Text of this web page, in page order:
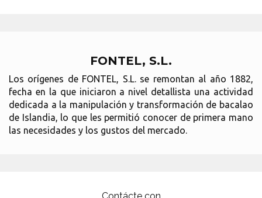
FONTEL, S.L.
Los orígenes de FONTEL, S.L. se remontan al año 1882,
fecha en la que iniciaron a nivel detallista una actividad
dedicada a la manipulación y transformación de bacalao
de Islandia, lo que les permitió conocer de primera mano
las necesidades y los gustos del mercado.